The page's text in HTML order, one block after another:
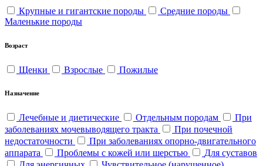
Крупные и гигантские породы
Средние породы
Маленькие породы
Возраст
Щенки Взрослые Пожилые
Назначение
Лечебные и диетические Отдельным породам
При
заболеваниях мочевыводящего тракта
При почечной
недостаточности
При заболеваниях опорно-двигательного
аппарата
Проблемы с кожей или шерстью
Для суставов